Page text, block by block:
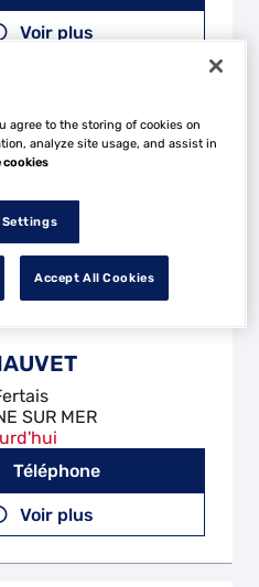
Voir plus
Velin
MER
Téléphone
Voir plus
SUR MER
Téléphone
Voir plus
agree to the storing of cookies on
analyze site usage, and assist in
cookies
Settings
Accept All Cookies